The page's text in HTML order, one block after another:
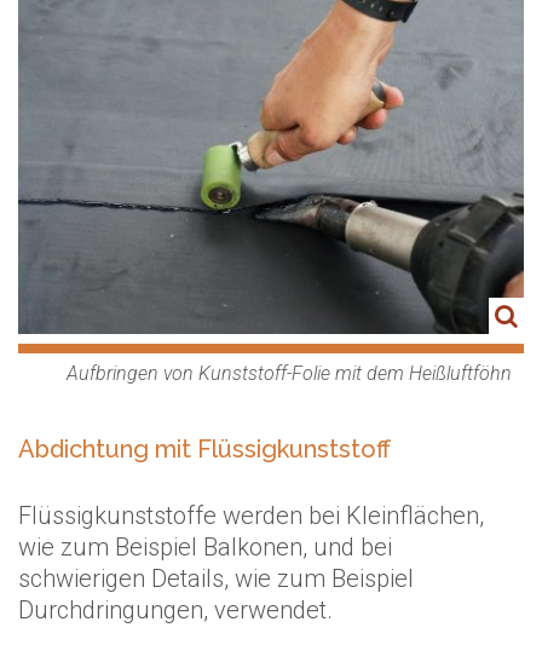
Aufbringen von Kunststoff-Folie mit dem Heißluftföhn
Abdichtung mit Flüssigkunststoff
Flüssigkunststoffe werden bei Kleinflächen,
wie zum Beispiel Balkonen, und bei
schwierigen Details, wie zum Beispiel
Durchdringungen, verwendet.